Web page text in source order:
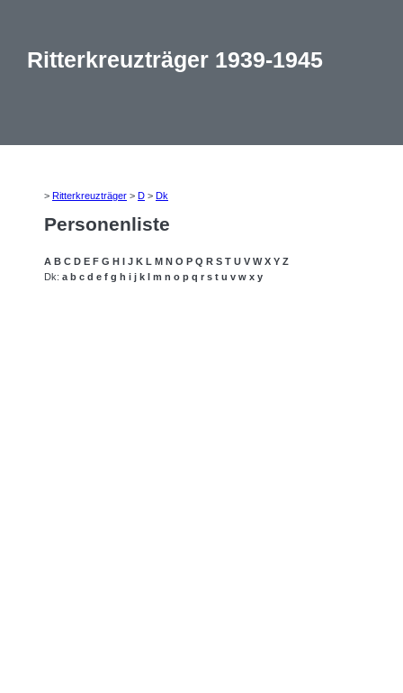
Ritterkreuzträger 1939-1945
> Ritterkreuzträger > D > Dk
Personenliste
A B C D E F G H I J K L M N O P Q R S T U V W X Y Z
Dk: a b c d e f g h i j k l m n o p q r s t u v w x y